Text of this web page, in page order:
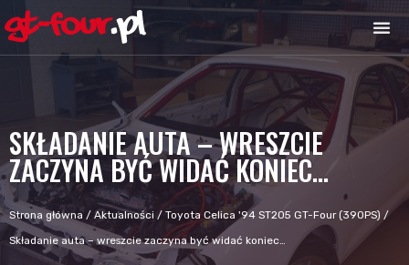
SKŁADANIE AUTA – WRESZCIE
ZACZYNA BYĆ WIDAĆ KONIEC…
Strona główna / Aktualności / Toyota Celica '94 ST205 GT-Four (390PS) /
Składanie auta – wreszcie zaczyna być widać koniec…